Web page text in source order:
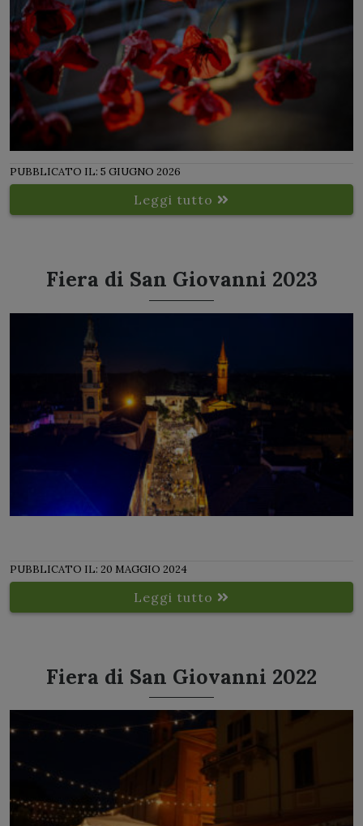
PUBBLICATO IL: 5 GIUGNO 2026
Leggi tutto
Fiera di San Giovanni 2023
PUBBLICATO IL: 20 MAGGIO 2024
Leggi tutto
Fiera di San Giovanni 2022